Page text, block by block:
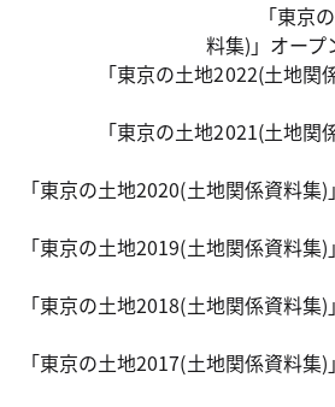
「東京の土地
料集)」オー
「東京の土地2022(土地関係
「東京の土地2021(土地関係
「東京の土地2020(土地関係資料
「東京の土地2019(土地関係資料
「東京の土地2018(土地関係資料
「東京の土地2017(土地関係資料